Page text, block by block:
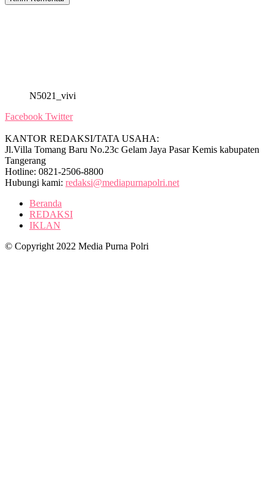
N5021_vivi
Facebook Twitter
KANTOR REDAKSI/TATA USAHA:
Jl.Villa Tomang Baru No.23c Gelam Jaya Pasar Kemis kabupaten
Tangerang
Hotline: 0821-2506-8800
Hubungi kami: redaksi@mediapurnapolri.net
Beranda
REDAKSI
IKLAN
© Copyright 2022 Media Purna Polri